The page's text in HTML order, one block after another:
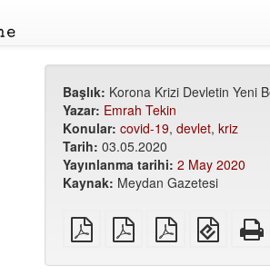
Başlık: Korona Krizi Devletin Yeni
Yazar: Emrah Tekin
Konular: covid-19, devlet, kriz
Tarih: 03.05.2020
Yayınlanma tarihi: 2 May 2020
Kaynak: Meydan Gazetesi
Düz
PDF
A5
PDF
A6
PDF
EPUB
(mobil